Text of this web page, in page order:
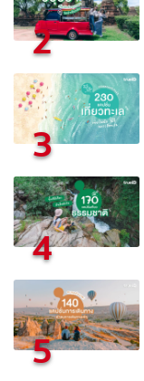
2
3
4
5